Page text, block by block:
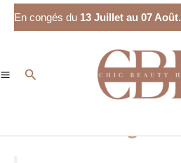
Aller
En congés du 13 Juillet au 07 Août.
Rechercher